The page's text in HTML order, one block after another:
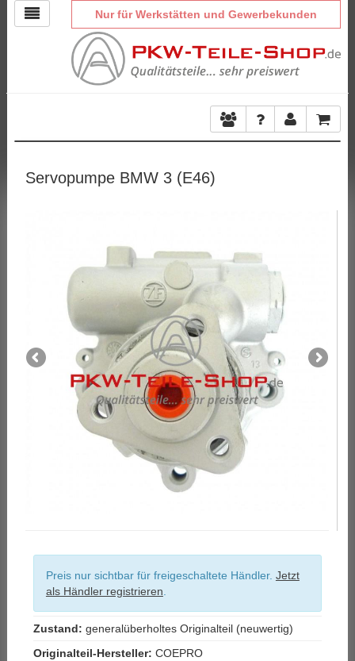
Nur für Werkstätten und Gewerbekunden
Servopumpe BMW 3 (E46)
Preis nur sichtbar für freigeschaltete Händler. Jetzt
als Händler registrieren
Zustand: generalüberholtes Originalteil (neuwertig)
Originalteil-Hersteller: COEPRO